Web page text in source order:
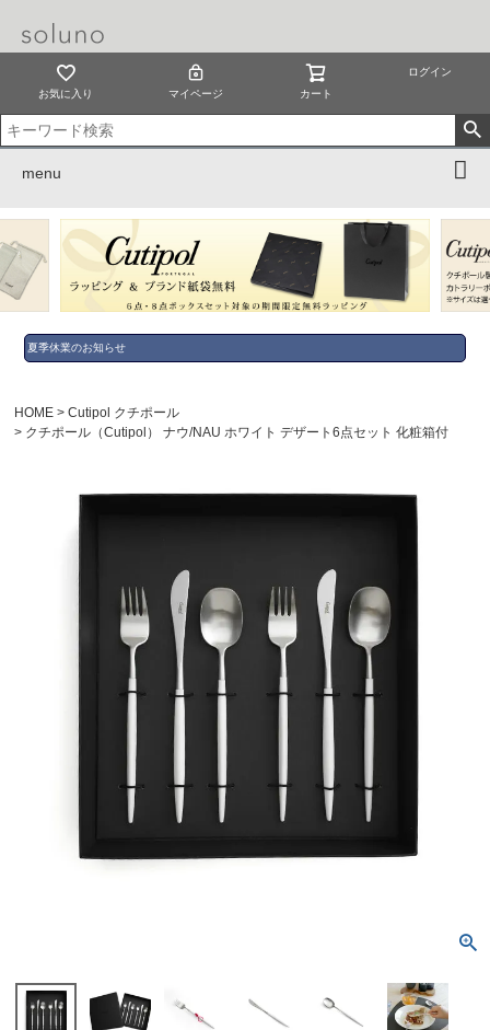
お気に入り マイページ カート
ログイン
menu
夏季休業のお知らせ
HOME
Cutipol クチポール
クチポール（Cutipol） ナウ/NAU ホワイト デザート6点セット 化粧箱付